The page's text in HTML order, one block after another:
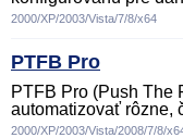
2000/XP/2003/Vista/7/8/x64
PTFB Pro
PTFB Pro (Push The
automatizovať rôzne,
2000/XP/2003/Vista/2008/7/8/